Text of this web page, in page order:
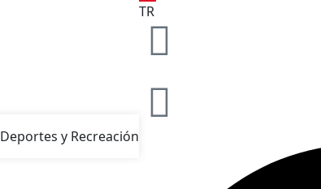
TR
Deportes y Recreación